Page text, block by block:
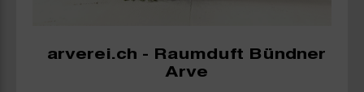
arverei.ch - Raumduft Bündner
Arve